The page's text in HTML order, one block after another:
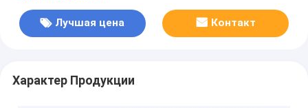
Лучшая цена Контакт
Характер Продукции